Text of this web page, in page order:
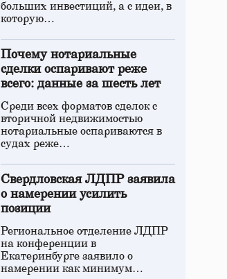
больших инвестиций, а с идеи, в
которую…
Почему нотариальные
сделки оспаривают реже
всего: данные за шесть лет
Среди всех форматов сделок с
вторичной недвижимостью
нотариальные оспариваются в
судах реже…
Свердловская ЛДПР заявила
о намерении усилить
позиции
Региональное отделение ЛДПР
на конференции в
Екатеринбурге заявило о
намерении как минимум…